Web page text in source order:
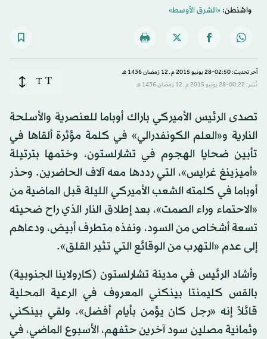
واشنطن:«الشرق الأوسط»
آخر تحديث: 02:50-28 يونيو 2015 م ـ 12 رَمضان 1436 هـ
نُشر: 00:22-28 يونيو 2015 م ـ 12 رَمضان 1436 هـ
T
T
تصدى الرئيس الأميركي باراك أوباما للعنصرية والأسلحة
النارية و«العلم الكونفدرالي» في كلمة مؤثرة ألقاها في
تأبين ضحايا الهجوم في تشارلستون، وختمها بترتيلة
«أميزينغ غرايس»، التي رددها معه آلاف الحاضرين. وحذر
أوباما في كلمته الشعب الأميركي الليلة قبل الماضية من
«الاحتماء وراء الصمت»، بعد إطلاق النار الذي راح ضحيته
تسعة أشخاص من السود، ونفذه متطرف أبيض، ودعاهم
إلى عدم «التهرب من الوقائع التي تثير القلق».
وأشاد الرئيس في مدينة تشارلستون (كارولاينا الجنوبية)
بالقس كليمنتا بينكني المعروف في الرعية المحلية
قائلاً إنه «رجل كان يؤمن بأيام أفضل». ولقي بينكني
وثمانية مصلين سود آخرين حتفهم، الأسبوع الماضي، في